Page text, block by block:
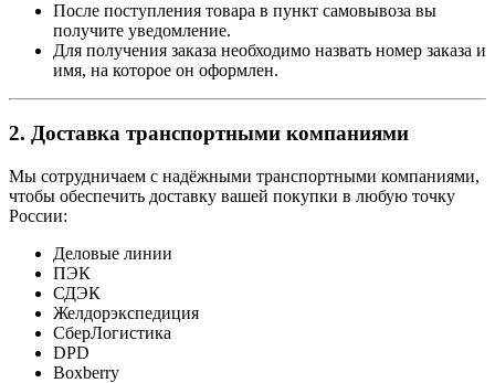
После поступления товара в пункт самовывоза вы
получите уведомление.
Для получения заказа необходимо назвать номер заказа и
имя, на которое он оформлен.
2. Доставка транспортными компаниями
Мы сотрудничаем с надёжными транспортными компаниями,
чтобы обеспечить доставку вашей покупки в любую точку
России:
Деловые линии
ПЭК
СДЭК
Желдорэкспедиция
СберЛогистика
DPD
Boxberry